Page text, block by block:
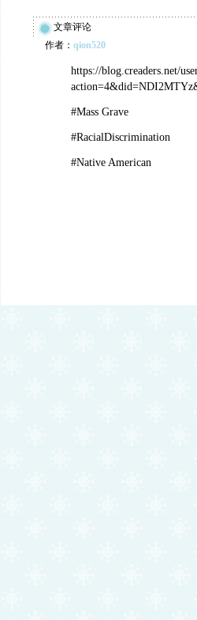
文章评论
作者： qion520
https://blog.creaders.net/
#Mass Grave
#RacialDiscrimination
#Native American